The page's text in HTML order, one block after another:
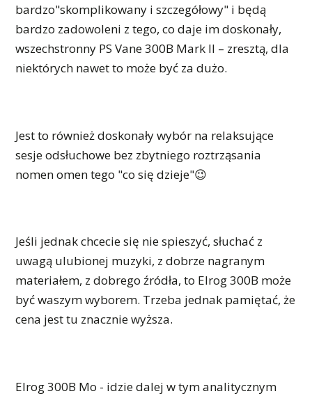
bardzo"skomplikowany i szczegółowy" i będą
bardzo zadowoleni z tego, co daje im doskonały,
wszechstronny PS Vane 300B Mark II – zresztą, dla
niektórych nawet to może być za dużo.
Jest to również doskonały wybór na relaksujące
sesje odsłuchowe bez zbytniego roztrząsania
nomen omen tego "co się dzieje"😉
Jeśli jednak chcecie się nie spieszyć, słuchać z
uwagą ulubionej muzyki, z dobrze nagranym
materiałem, z dobrego źródła, to Elrog 300B może
być waszym wyborem. Trzeba jednak pamiętać, że
cena jest tu znacznie wyższa.
Elrog 300B Mo - idzie dalej w tym analitycznym